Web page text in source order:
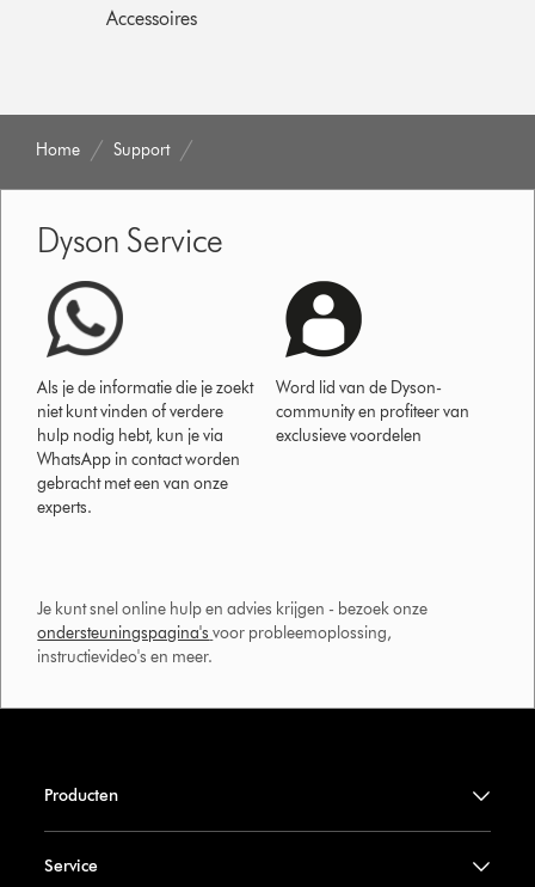
Accessoires
Home Support
Dyson Service
Als je de informatie die je zoekt
niet kunt vinden of verdere
hulp nodig hebt, kun je via
WhatsApp in contact worden
gebracht met een van onze
experts.
Word lid van de Dyson-
community en profiteer van
exclusieve voordelen
Je kunt snel online hulp en advies krijgen - bezoek onze
ondersteuningspagina's voor probleemoplossing,
instructievideo's en meer.
Producten
Service